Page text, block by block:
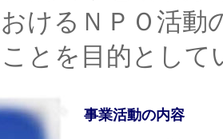
けるＮＰＯ活
とを目的として
事業活動の内容